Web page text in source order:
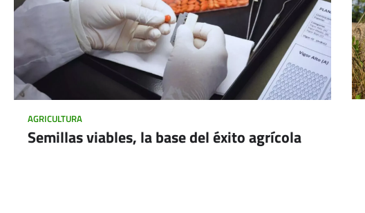
AGRICULTURA
Semillas viables, la base del éxito agrícola